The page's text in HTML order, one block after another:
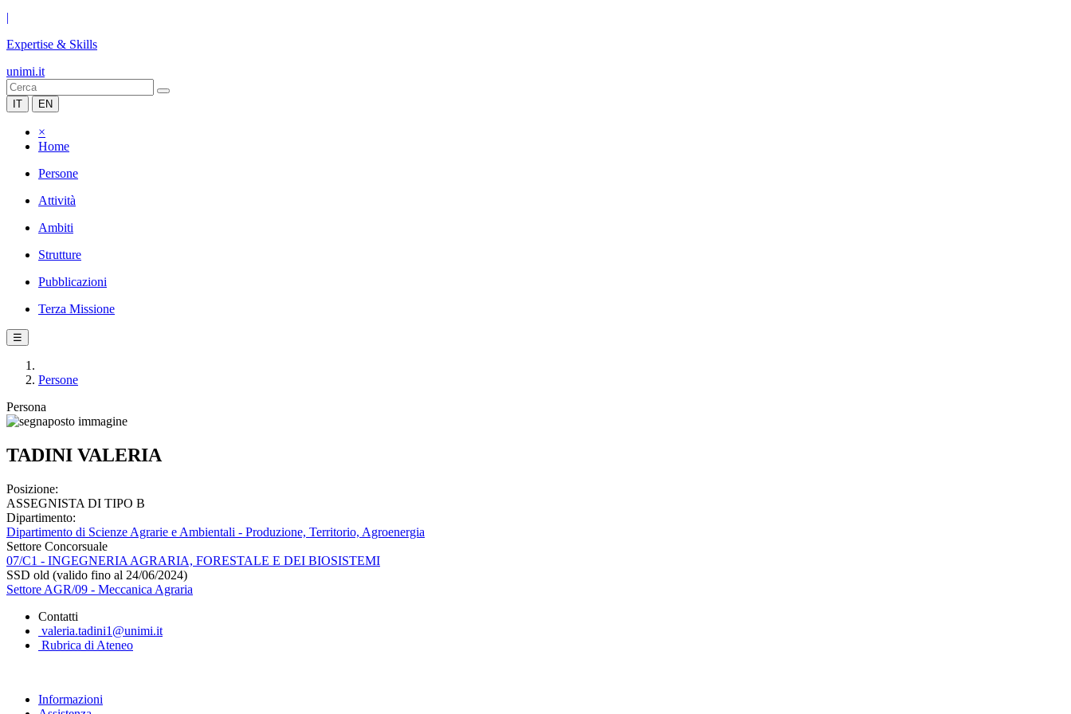
|
Expertise & Skills
unimi.it
IT EN
×
Home
Persone
Attività
Ambiti
Strutture
Pubblicazioni
Terza Missione
☰
Persone
Persona
TADINI VALERIA
Posizione:
ASSEGNISTA DI TIPO B
Dipartimento:
Dipartimento di Scienze Agrarie e Ambientali - Produzione, Territorio, Agroenergia
Settore Concorsuale
07/C1 - INGEGNERIA AGRARIA, FORESTALE E DEI BIOSISTEMI
SSD old (valido fino al 24/06/2024)
Settore AGR/09 - Meccanica Agraria
Contatti
valeria.tadini1@unimi.it
Rubrica di Ateneo
Informazioni